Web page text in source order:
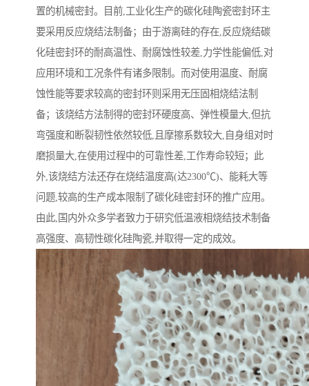
置的机械密封。目前,工业化生产的碳化硅陶瓷密封环主
要采用反应烧结法制备；由于游离硅的存在,反应烧结碳
化硅密封环的耐高温性、耐腐蚀性较差,力学性能偏低,对
应用环境和工况条件有诸多限制。而对使用温度、耐腐
蚀性能等要求较高的密封环则采用无压固相烧结法制
备；该烧结方法制得的密封环硬度高、弹性模量大,但抗
弯强度和断裂韧性依然较低,且摩擦系数较大,自身组对时
磨损量大,在使用过程中的可靠性差,工作寿命较短；此
外,该烧结方法还存在烧结温度高(达2300℃)、能耗大等
问题,较高的生产成本限制了碳化硅密封环的推广应用。
由此,国内外众多学者致力于研究低温液相烧结技术制备
高强度、高韧性碳化硅陶瓷,并取得一定的成效。